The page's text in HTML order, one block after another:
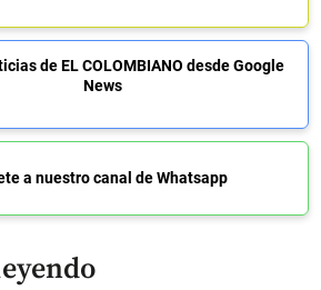
de EL COLOMBIANO desde Google
News
a nuestro canal de Whatsapp